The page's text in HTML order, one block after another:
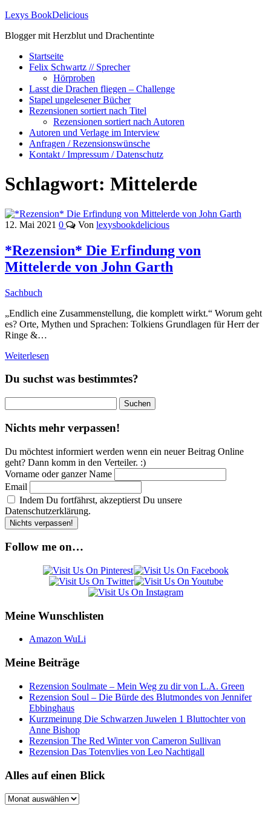
Lexys BookDelicious
Blogger mit Herzblut und Drachentinte
Startseite
Felix Schwartz // Sprecher
Hörproben
Lasst die Drachen fliegen – Challenge
Stapel ungelesener Bücher
Rezensionen sortiert nach Titel
Rezensionen sortiert nach Autoren
Autoren und Verlage im Interview
Anfragen / Rezensionswünsche
Kontakt / Impressum / Datenschutz
Schlagwort: Mittelerde
12. Mai 2021 0 Von lexysbookdelicious
*Rezension* Die Erfindung von
Mittelerde von John Garth
Sachbuch
„Endlich eine Zusammenstellung, die komplett wirkt.“ Worum geht
es? Orte, Mythen und Sprachen: Tolkiens Grundlagen für Herr der
Ringe &…
Weiterlesen
Du suchst was bestimmtes?
nach:
Nichts mehr verpassen!
Du möchtest informiert werden wenn ein neuer Beitrag Online
geht? Dann komm in den Verteiler. :)
Vorname oder ganzer Name
Email
Indem Du fortfährst, akzeptierst Du unsere
Datenschutzerklärung.
Follow me on…
Meine Wunschlisten
Amazon WuLi
Meine Beiträge
Rezension Soulmate – Mein Weg zu dir von L.A. Green
Rezension Soul – Die Bürde des Blutmondes von Jennifer
Ebbinghaus
Kurzmeinung Die Schwarzen Juwelen 1 Bluttochter von
Anne Bishop
Rezension The Red Winter von Cameron Sullivan
Rezension Das Totenvlies von Leo Nachtigall
Alles auf einen Blick
Alles